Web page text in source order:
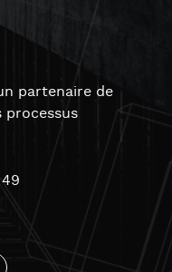
partenaire de
processus